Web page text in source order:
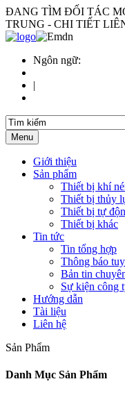
ĐANG TÌM ĐỐI TÁC
TRUNG - CHI TIẾT
Ngôn ngữ:
|
Menu
Giới thiệu
Sản phẩm
Thiết bị khí
Thiết bị thủy
Thiết bị tự
Thiết bị khác
Tin tức
Tin tổng hợp
Thông báo
Bản tin
Sự kiện công
Hướng dẫn
Tài liệu
Liên hệ
Sản Phẩm
Danh Mục Sản Phẩm